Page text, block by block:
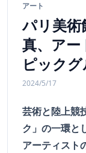
アート
パリ美
真、ア
ピック
2024/5/17
芸術と陸上競
ク」の一環と
アーティスト